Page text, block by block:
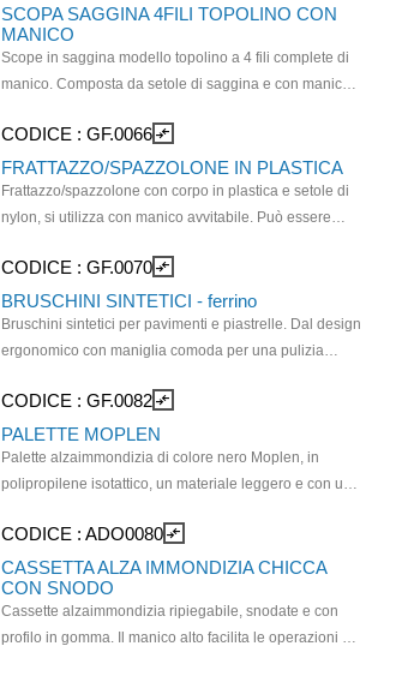
per la rimozione di sporco grossolano in qaunto
resistenti a torsioni e flessioni. Adatta alla pulizia di
pavimentazioni ruvide, grezze o non trattate come
quelle in cemento, asfalto, porfidio, cotto, pietra e
lavorazione. Dotata di attacco a vite universale,
SCOPA SAGGINA 4FILI TOPOLINO CON
MANICO
Scope in saggina modello topolino a 4 fili complete di
manico. Composta da setole di saggina e con manico
ruvide come vialetti, balconi, terrazze e giardini,
Efficace contro polvere, foglie, erba e sassolini. La
saggina è un materiale naturale, sostenibile e
biodegradabile. Dimensioni: 133 cm totale, 87 cm solo
CODICE : GF.0066 compare_arrows
FRATTAZZO/SPAZZOLONE IN PLASTICA
Frattazzo/spazzolone con corpo in plastica e setole di
nylon, si utilizza con manico avvitabile. Può essere
pavimenti sporchi o insieme allo straccio/strofinaccio
GF0040, GF0045,GEP046 . Lo spazzolone è venduto
senza manico
CODICE : GF.0070 compare_arrows
BRUSCHINI SINTETICI - ferrino
Bruschini sintetici per pavimenti e piastrelle. Dal design
ergonomico con maniglia comoda per una pulizia
CODICE : GF.0082 compare_arrows
PALETTE MOPLEN
Palette alzaimmondizia di colore nero Moplen, in
polipropilene isotattico, un materiale leggero e con un
resistente ad urti ed usura. Molto leggero e
completamente impermeabile.
CODICE : ADO0080 compare_arrows
CASSETTA ALZA IMMONDIZIA CHICCA
CON SNODO
Cassette alzaimmondizia ripiegabile, snodate e con
profilo in gomma. Il manico alto facilita le operazioni di